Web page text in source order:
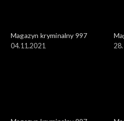
Magazyn kryminalny 997
04.11.2021